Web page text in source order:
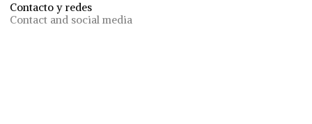
Contacto y redes
Contact and social media